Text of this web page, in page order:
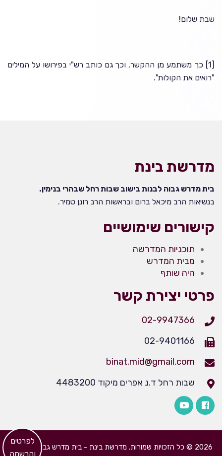
שבת שלום!
[1]
כך משתמע מן ההקשר, וכך גם כותב רש"י בפירושו על המילים
"רואים את הקולות".
מדרשת בינת
בית מדרש גבוה לבנות בישוב שבות רחל שבהרי בנימין.
בנשיאות הרב מיכאל ברום ובראשות הרב רונן טמיר.
קישורים שימושיים
תוכניות המדרשה
מבית המדרש
היה שותף
פרטי יצירת קשר
02-9947366
02-9401166
binat.mid@gmail.com
שבות רחל ד.נ אפרים מיקוד 4483200
2026 © כל הזכויות שמורות. מדרשת בינת - בית מדרש גבוה לבנות
​לפרטים
והרשמה